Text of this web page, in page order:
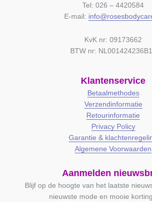
Tel: 026 – 4420584
E-mail:
KvK nr: 09173662
BTW nr:
Klantenservice
Betaalmethodes
Verzendinformatie
Retourinformatie
Privacy Policy
Garantie &
Algemene Voorwaarden
Aanmelden
Blijf op de hoogte van het laatste
nieuwste mode en mooie